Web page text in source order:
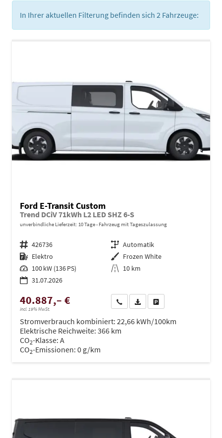
In Ihrer aktuellen Filterung befinden sich 2 Fahrzeuge:
Ford E-Transit Custom
Trend DCiV 71kWh L2 LED SHZ 6-S
unverbindliche Lieferzeit: 10 Tage Fahrzeug mit Tageszulassung
Fahrzeugnr. 426736 Getriebe Automatik
Kraftstoff Elektro Außenfarbe Frozen White
Leistung 100 kW (136 PS) Kilometerstand 10 km
31.07.2026
40.887,– €
incl. 19% MwSt.
Wir rufen Sie anPDF-Datei, Fahrzeugexposé
Stromverbrauch kombiniert: 22,66 kWh/100km
Elektrische Reichweite: 366 km
CO2-Klasse: A
CO2-Emissionen: 0 g/km